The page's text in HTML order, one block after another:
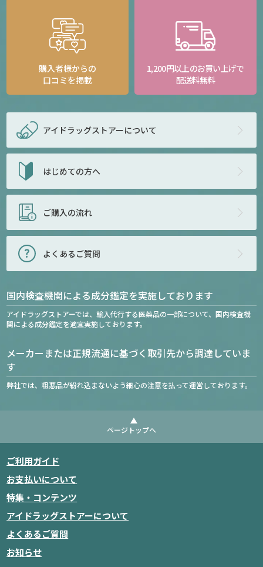
購入者様からの
口コミを掲載
1,200円以上のお買い上げで
配送料無料
アイドラッグストアーについて
はじめての方へ
ご購入の流れ
よくあるご質問
国内検査機関による成分鑑定を実施しております
アイドラッグストアーでは、輸入代行する医薬品の一部について、国内検査機
関による成分鑑定を適宜実施しております。
メーカーまたは正規流通に基づく取引先から調達していま
す
弊社では、粗悪品が紛れ込まないよう細心の注意を払って運営しております。
ページトップへ
ご利用ガイド
お支払いについて
特集・コンテンツ
アイドラッグストアーについて
よくあるご質問
お知らせ